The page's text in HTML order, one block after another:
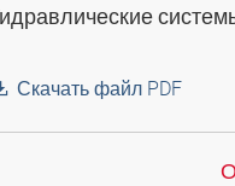
Скачать файл PDF